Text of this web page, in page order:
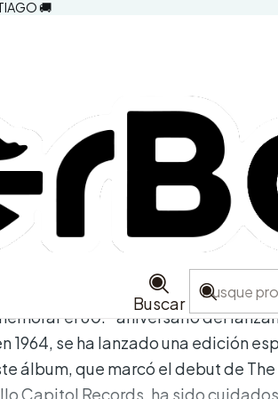
🚚
Buscar
Target Edición
a la lista de favoritos
stock de ubicaciones
el 60.º aniversario del
1964, se ha lanzado una edición
álbum, que marcó el debut de
Capitol Records, ha sido